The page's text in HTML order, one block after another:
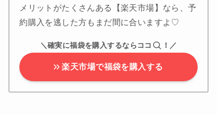
メリットがたくさんある【楽天市場】なら、予
約購入を逃した方もまだ間に合いますよ♡
＼確実に福袋を購入するならココ ！／
楽天市場で福袋を購入する